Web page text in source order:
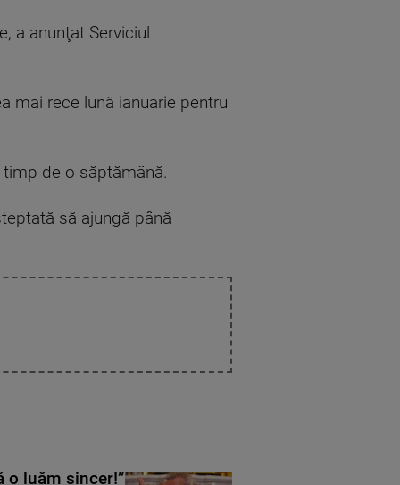
a anunţat Serviciul
mai rece lună ianuarie pentru
de o săptămână.
să ajungă până
o luăm sincer!”